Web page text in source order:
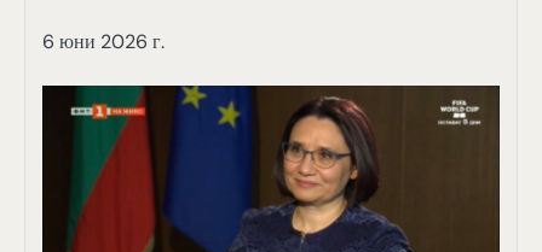
6 юни 2026 г.